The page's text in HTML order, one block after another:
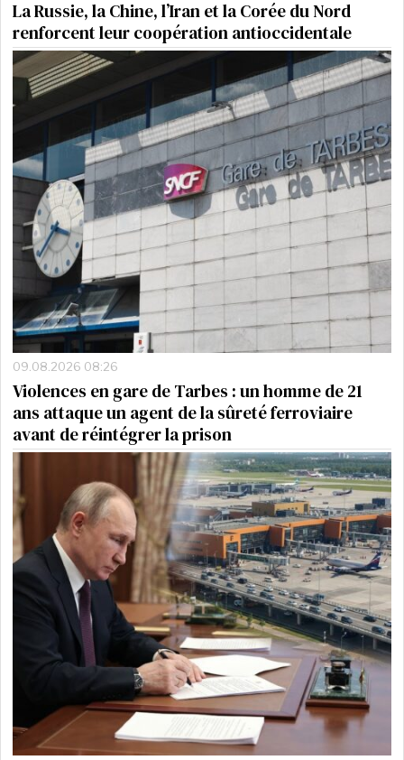
La Russie, la Chine, l’Iran et la Corée du Nord
renforcent leur coopération antioccidentale
09.08.2026 08:26
Violences en gare de Tarbes : un homme de 21
ans attaque un agent de la sûreté ferroviaire
avant de réintégrer la prison